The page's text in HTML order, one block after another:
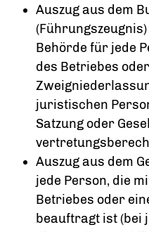
Auszug aus dem
Behörde für jede
des Betriebes
juristischen
Satzung oder
Auszug aus dem
jede Person, die
Betriebes oder
beauftragt ist (bei